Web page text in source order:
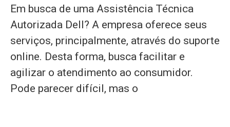
Em busca de uma Assistência Técnica
Autorizada Dell? A empresa oferece seus
serviços, principalmente, através do suporte
online. Desta forma, busca facilitar e
agilizar o atendimento ao consumidor.
Pode parecer difícil, mas o